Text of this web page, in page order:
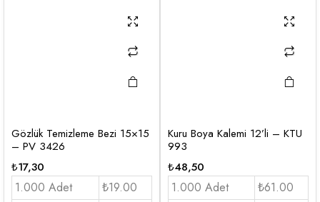
Gözlük Temizleme Bezi 15×15
– PV 3426
₺17,30
1.000 Adet
₺19.00
Kuru Boya Kalemi 12’li – KTU
993
₺48,50
1.000 Adet
₺61.00